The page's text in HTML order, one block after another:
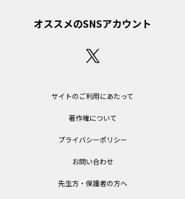
オススメのSNSアカウント
サイトのご利用にあたって
著作権について
プライバシーポリシー
お問い合わせ
先生方・保護者の方へ